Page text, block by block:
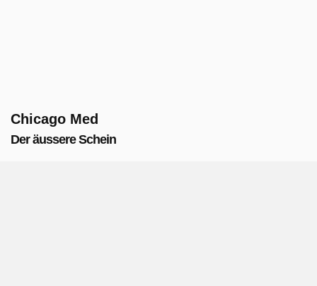
Chicago Med
Der äussere Schein